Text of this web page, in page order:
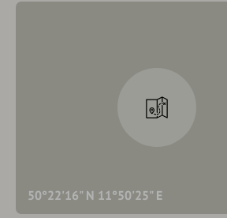
50°22'16" N 11°50'25" E